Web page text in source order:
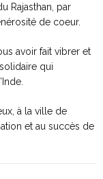
Rajasthan, par
de coeur.
avoir fait vibrer et
qui
à la ville de
et au succès de